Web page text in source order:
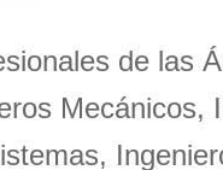
de las
Mecánicos,